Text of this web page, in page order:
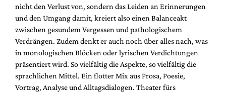
nicht den Verlust von, sondern das Leiden an Erinnerungen
und den Umgang damit, kreiert also einen Balanceakt
zwischen gesundem Vergessen und pathologischem
Verdrängen. Zudem denkt er auch noch über alles nach, was
in monologischen Blöcken oder lyrischen Verdichtungen
präsentiert wird. So vielfältig die Aspekte, so vielfältig die
sprachlichen Mittel. Ein flotter Mix aus Prosa, Poesie,
Vortrag, Analyse und Alltagsdialogen. Theater fürs